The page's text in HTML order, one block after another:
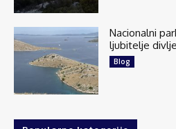
Nacionalni
ljubitelje
Blog